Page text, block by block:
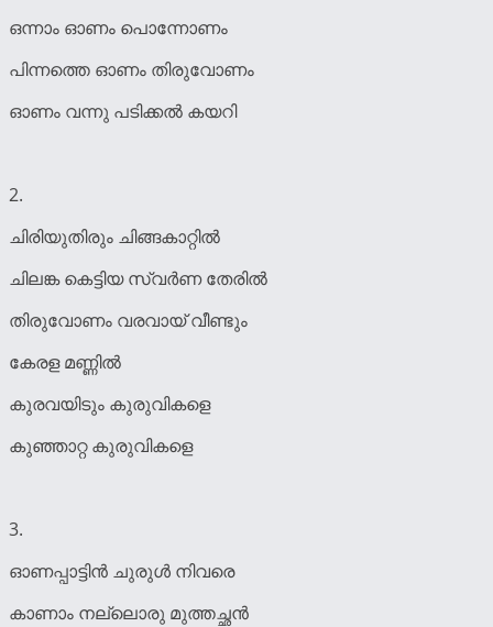
ഒന്നാം ഓണം പൊന്നോണം
പിന്നത്തെ ഓണം തിരുവോണം
ഓണം വന്നു പടിക്കൽ കയറി
2.
ചിരിയുതിരും ചിങ്ങകാറ്റിൽ
ചിലങ്ക കെട്ടിയ സ്വർണ തേരിൽ
തിരുവോണം വരവായ് വീണ്ടും
കേരള മണ്ണിൽ
കുരവയിടും കുരുവികളെ
കുഞ്ഞാറ്റ കുരുവികളെ
3.
ഓണപ്പാട്ടിൻ ചുരുൾ നിവരെ
കാണാം നല്ലൊരു മുത്തച്ഛൻ